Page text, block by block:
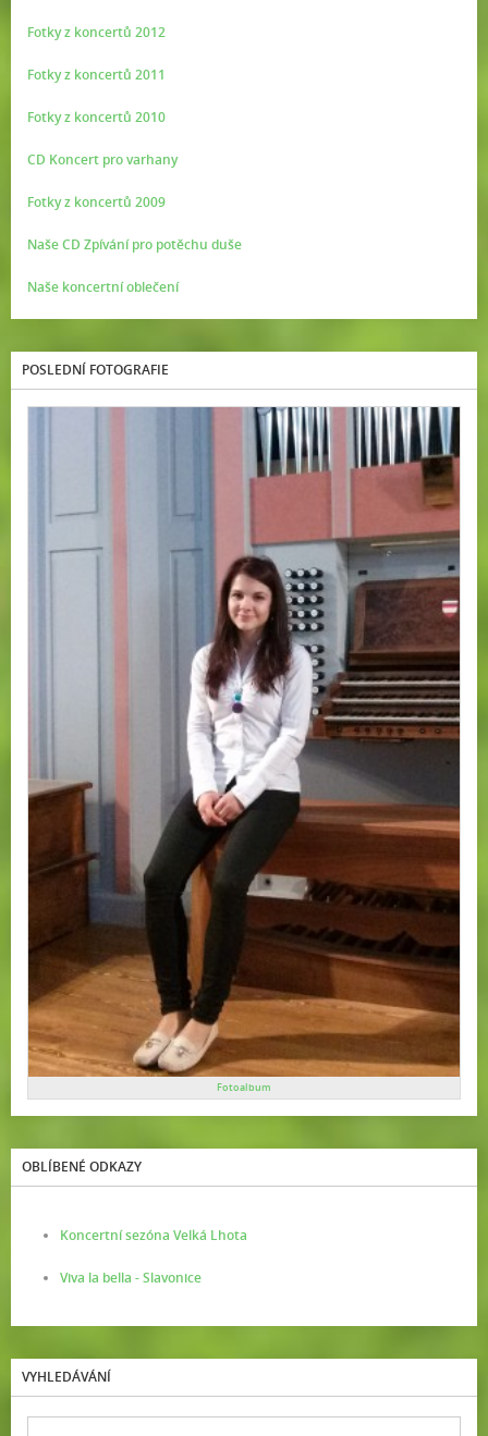
Fotky z koncertů 2012
Fotky z koncertů 2011
Fotky z koncertů 2010
CD Koncert pro varhany
Fotky z koncertů 2009
Naše CD Zpívání pro potěchu duše
Naše koncertní oblečení
POSLEDNÍ FOTOGRAFIE
Fotoalbum
OBLÍBENÉ ODKAZY
Koncertní sezóna Velká Lhota
Viva la bella - Slavonice
VYHLEDÁVÁNÍ